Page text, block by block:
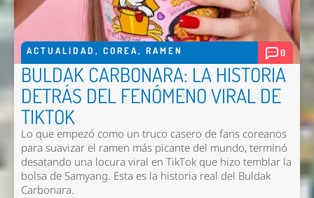
ACTUALIDAD , COREA, RAMEN 0
BULDAK CARBONARA: LA HISTORIA
DETRÁS DEL FENÓMENO VIRAL DE
TIKTOK
Lo que empezó como un truco casero de fans coreanos
para suavizar el ramen más picante del mundo, terminó
desatando una locura viral en TikTok que hizo temblar la
bolsa de Samyang. Esta es la historia real del Buldak
Carbonara.